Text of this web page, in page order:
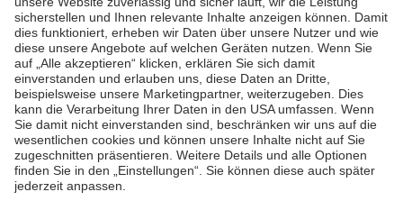
¿Necesitas ayuda?
Llámanos o ponte en contacto con nosotros por internet.
Contactar con MK-dent